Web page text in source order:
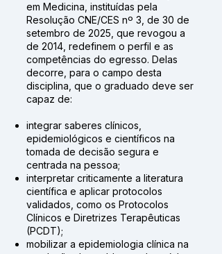
em Medicina, instituídas pela
Resolução CNE/CES nº 3, de 30 de
setembro de 2025, que revogou a
de 2014, redefinem o perfil e as
competências do egresso. Delas
decorre, para o campo desta
disciplina, que o graduado deve ser
capaz de:
integrar saberes clínicos,
epidemiológicos e científicos na
tomada de decisão segura e
centrada na pessoa;
interpretar criticamente a literatura
científica e aplicar protocolos
validados, como os Protocolos
Clínicos e Diretrizes Terapêuticas
(PCDT);
mobilizar a epidemiologia clínica na